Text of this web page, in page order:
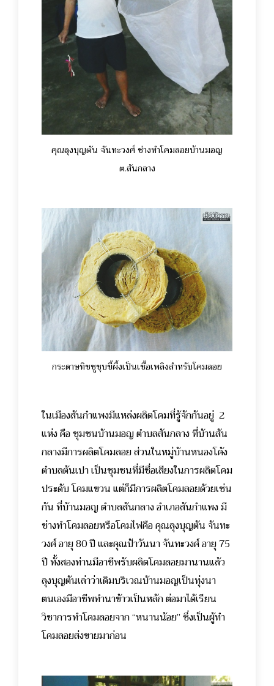
คุณลุงบุญตัน จันทะวงศ์ ช่างทำโคมลอยบ้านมอญ
ต.สันกลาง
กระดาษทิชชูชุบขี้ผึ้งเป็นเชื้อเพลิงสำหรับโคมลอย
ในเมืองสันกำแพงมีแหล่งผลิตโคมที่รู้จักกันอยู่ 2
แห่ง คือ ชุมชนบ้านมอญ ตำบลสันกลาง ที่บ้านสัน
กลางมีการผลิตโคมลอย ส่วนในหมู่บ้านหนองโค้ง
ตำบลต้นเปา เป็นชุมชนที่มีชื่อเสียงในการผลิตโคม
ประดับ โคมแขวน แต่ก็มีการผลิตโคมลอยด้วยเช่น
กันที่บ้านมอญ ตำบลสันกลาง อำเภอสันกำแพง มี
ช่างทำโคมลอยหรือโคมไฟคือ คุณลุงบุญตัน จันทะ
วงศ์ อายุ 80 ปี และคุณป้าวันนา จันทะวงศ์ อายุ 75
ปี ทั้งสองท่านมีอาชีพรับผลิตโคมลอยมานานแล้ว
ลุงบุญตันเล่าว่าเดิมบริเวณบ้านมอญเป็นทุ่งนา
ตนเองมีอาชีพทำนาข้าวเป็นหลัก ต่อมาได้เรียน
วิชาการทำโคมลอยจาก “หนานน้อย” ซึ่งเป็นผู้ทำ
โคมลอยส่งขายมาก่อน